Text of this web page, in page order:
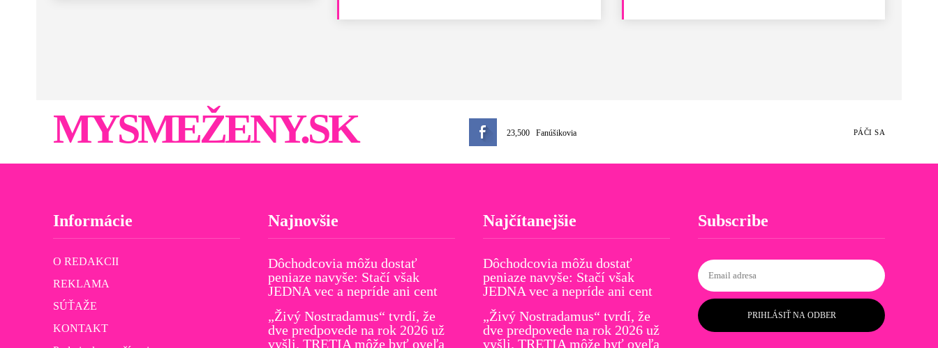
MYSMEŽENY.SK 23,500 Fanúšikovia PÁČI SA
Informácie
O REDAKCII
REKLAMA
SÚŤAŽE
KONTAKT
Najnovšie
Dôchodcovia môžu dostať
peniaze navyše: Stačí však
JEDNA vec a nepríde ani cent
„Živý Nostradamus“ tvrdí, že
dve predpovede na rok 2026 už
vyšli. TRETIA môže byť oveľa
Najčítanejšie
Dôchodcovia môžu dostať
peniaze navyše: Stačí však
JEDNA vec a nepríde ani cent
„Živý Nostradamus“ tvrdí, že
dve predpovede na rok 2026 už
vyšli. TRETIA môže byť oveľa
Subscribe
PRIHLÁSIŤ NA ODBER